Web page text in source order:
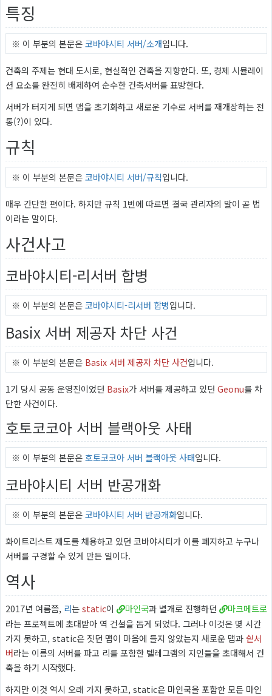
특징
※ 이 부분의 본문은코바야시티 서버/소개입니다.
건축의 주제는 현대 도시로, 현실적인 건축을 지향한다. 또, 경제 시뮬레이
션 요소를 완전히 배제하여 순수한 건축서버를 표방한다.
서버가 터지게 되면 맵을 초기화하고 새로운 기수로 서버를 재개장하는 전
통(?)이 있다.
규칙
※ 이 부분의 본문은코바야시티 서버/규칙입니다.
매우 간단한 편이다. 하지만 규칙 1번에 따르면 결국 관리자의 말이 곧 법
이라는 말이다.
사건사고
코바야시티-리서버 합병
※ 이 부분의 본문은코바야시티-리서버 합병입니다.
Basix 서버 제공자 차단 사건
※ 이 부분의 본문은 Basix 서버 제공자 차단 사건입니다.
1기 당시 공동 운영진이었던 Basix가 서버를 제공하고 있던 Geonu를 차
단한 사건이다.
호토코코아 서버 블랙아웃 사태
※ 이 부분의 본문은호토코코아 서버 블랙아웃 사태입니다.
코바야시티 서버 반공개화
※ 이 부분의 본문은코바야시티 서버 반공개화입니다.
화이트리스트 제도를 채용하고 있던 코바야시티가 이를 폐지하고 누구나
서버를 구경할 수 있게 만든 일이다.
역사
2017년 여름쯤, 리는static이 마인국과 별개로 진행하던
마크메트로
라는 프로젝트에 초대받아 역 건설을 돕게 되었다. 그러나 이것은 몇 시간
가지 못하고, static은 짓던 맵이 마음에 들지 않았는지 새로운 맵과싙서
버라는 이름의 서버를 파고 리를 포함한 텔레그램의 지인들을 초대해서 건
축을 하기 시작했다.
하지만 이것 역시 오래 가지 못하고, static은 마인국을 포함한 모든 마인